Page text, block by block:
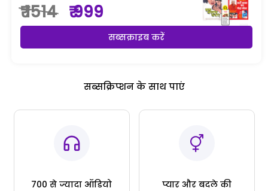
₹ 1514 ₹ 999
सब्सक्राइब करें
सब्सक्रिप्शन के साथ पाएं
700 से ज्यादा ऑडियो
प्यार और बदले की